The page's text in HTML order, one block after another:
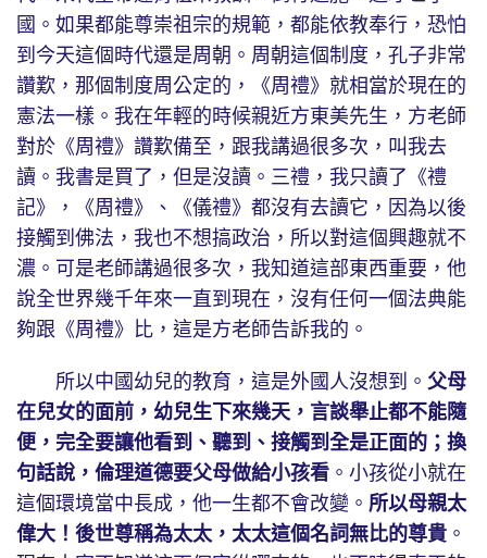
國。如果都能尊崇祖宗的規範，都能依教奉行，恐怕
到今天這個時代還是周朝。周朝這個制度，孔子非常
讚歎，那個制度周公定的，《周禮》就相當於現在的
憲法一樣。我在年輕的時候親近方東美先生，方老師
對於《周禮》讚歎備至，跟我講過很多次，叫我去
讀。我書是買了，但是沒讀。三禮，我只讀了《禮
記》，《周禮》、《儀禮》都沒有去讀它，因為以後
接觸到佛法，我也不想搞政治，所以對這個興趣就不
濃。可是老師講過很多次，我知道這部東西重要，他
說全世界幾千年來一直到現在，沒有任何一個法典能
夠跟《周禮》比，這是方老師告訴我的。
所以中國幼兒的教育，這是外國人沒想到。 父母
在兒女的面前，幼兒生下來幾天，言談舉止都不能隨
便，完全要讓他看到、聽到、接觸到全是正面的；換
句話說，倫理道德要父母做給小孩看 。小孩從小就在
這個環境當中長成，他一生都不會改變。 所以母親太
偉大！後世尊稱為太太，太太這個名詞無比的尊貴 。